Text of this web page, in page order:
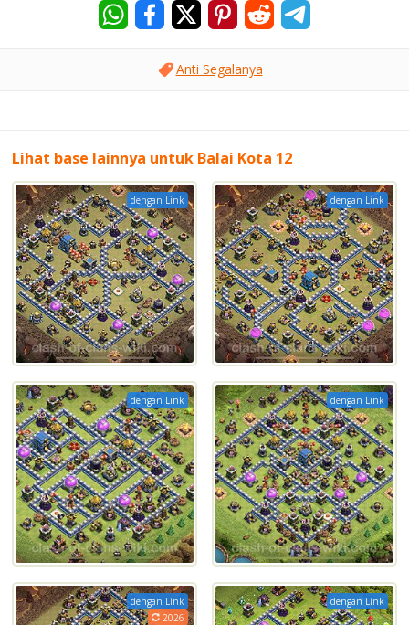
Anti Segalanya
Lihat base lainnya untuk Balai Kota 12
dengan Link dengan Link
dengan Link dengan Link
dengan Link
2026
dengan Link